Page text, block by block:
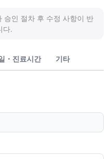
승인 절차 후 수정 사항이 반
다.
・진료시간 기타